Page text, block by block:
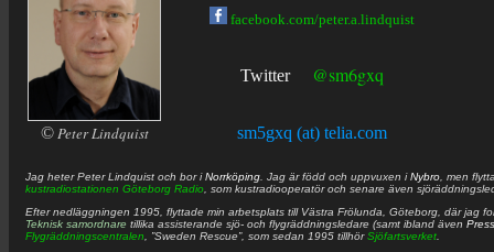
© Peter Lindquist
facebook.com/peter.a.lindquist
Twitter @sm6gxq
sm5gxq (at) telia.com
Jag heterPeter Lindquist och bor iNorrköping . Jag är född och uppvuxen iNybro , men
kustradiostationen Göteborg Radio , som kustradiooperatör och senare även
Efter nedläggningen 1995, flyttade min arbetsplats till Västra Frölunda, Göteborg, där jag
Teknisk samordnare tillika assisterande sjö- och flygräddningsledare (samt ibland även
Flygräddningscentralen , ”Sweden Rescue”, som sedan 1995 tillhörSjöfartsverket